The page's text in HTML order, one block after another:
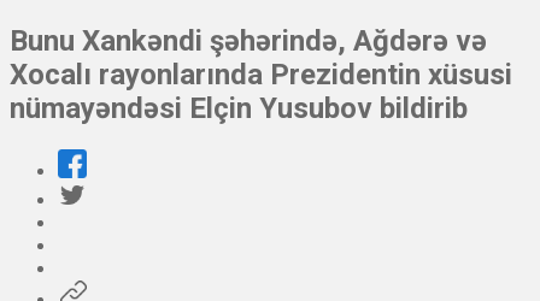
Bunu Xankəndi şəhərində, Ağdərə və
Xocalı rayonlarında Prezidentin xüsusi
nümayəndəsi Elçin Yusubov bildirib